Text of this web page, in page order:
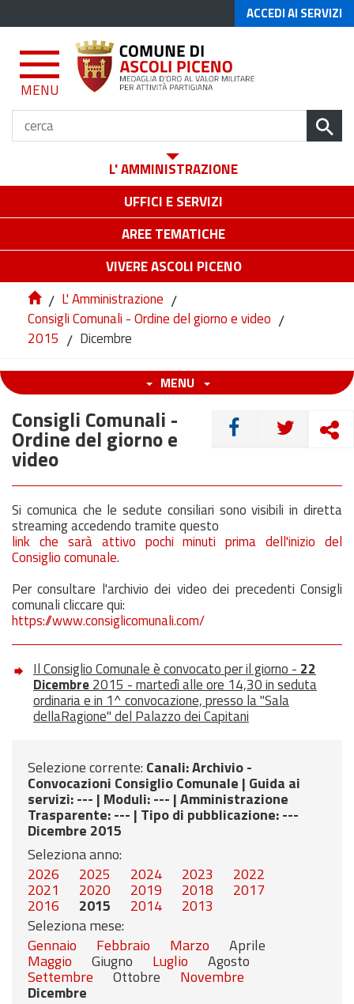
ACCEDI AI SERVIZI
MENU
L' AMMINISTRAZIONE
UFFICI E SERVIZI
AREE TEMATICHE
VIVERE ASCOLI PICENO
/ L' Amministrazione /
Consigli Comunali - Ordine del giorno e video /
2015 / Dicembre
MENU
CONDIVIDI
Consigli Comunali -
Ordine del giorno e
video
Si comunica che le sedute consiliari sono visibili in diretta
streaming accedendo tramite questo
link che sarà attivo pochi minuti prima dell'inizio del
Consiglio comunale.
Per consultare l'archivio dei video dei precedenti Consigli
comunali cliccare qui:
https://www.consiglicomunali.com/
Il Consiglio Comunale è convocato per il giorno - 22
Dicembre2015 - martedì alle ore 14,30 in seduta
ordinaria e in 1^ convocazione, presso la "Sala
dellaRagione" del Palazzo dei Capitani
Selezione corrente: Canali: Archivio -
Convocazioni Consiglio Comunale | Guida ai
servizi: --- | Moduli: --- |Amministrazione
Trasparente: --- | Tipo di pubblicazione: ---
Dicembre 2015
Seleziona anno:
2026
2025 2024 2023 2022
2021 2020 2019 2018 2017
2016 2015 2014
2013
Seleziona mese:
Gennaio
Febbraio Marzo Aprile
Maggio Giugno Luglio Agosto
Settembre Ottobre Novembre
Dicembre